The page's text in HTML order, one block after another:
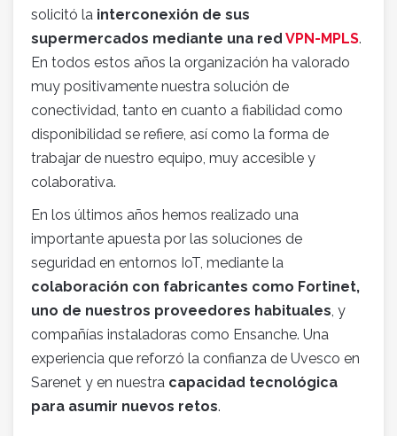
solicitó la interconexión de sus
supermercados mediante una red VPN-MPLS.
En todos estos años la organización ha valorado
muy positivamente nuestra solución de
conectividad, tanto en cuanto a fiabilidad como
disponibilidad se refiere, así como la forma de
trabajar de nuestro equipo, muy accesible y
colaborativa.
En los últimos años hemos realizado una
importante apuesta por las soluciones de
seguridad en entornos IoT, mediante la
colaboración con fabricantes como Fortinet,
uno de nuestros proveedores habituales, y
compañías instaladoras como Ensanche. Una
experiencia que reforzó la confianza de Uvesco en
Sarenet y en nuestra capacidad tecnológica
para asumir nuevos retos.